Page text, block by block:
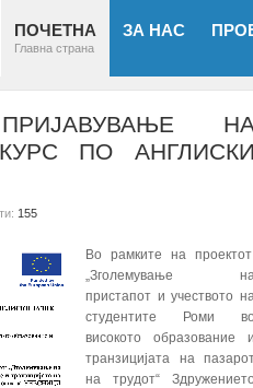
ПОЧЕТНА
Главна страна
ЗА НАС
ПО
155
Во рамките на
„Зголемување
пристапот и учеството
студентите Роми
високото образование
транзицијата на
на трудот“